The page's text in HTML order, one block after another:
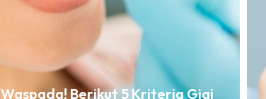
Waspada! Berikut 5 Kriteria Gigi